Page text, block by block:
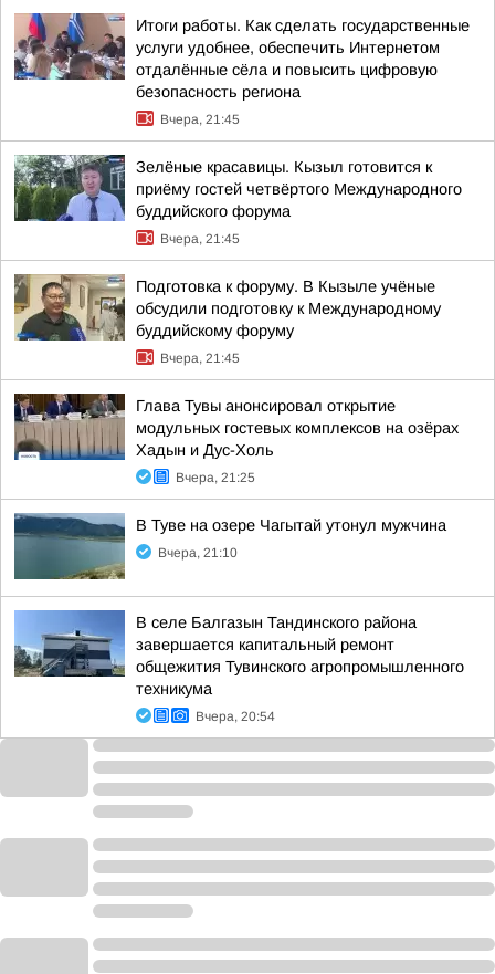
Итоги работы. Как сделать государственные
услуги удобнее, обеспечить Интернетом
отдалённые сёла и повысить цифровую
безопасность региона
Вчера, 21:45
Зелёные красавицы. Кызыл готовится к
приёму гостей четвёртого Международного
буддийского форума
Вчера, 21:45
Подготовка к форуму. В Кызыле учёные
обсудили подготовку к Международному
буддийскому форуму
Вчера, 21:45
Глава Тувы анонсировал открытие
модульных гостевых комплексов на озёрах
Хадын и Дус-Холь
Вчера, 21:25
В Туве на озере Чагытай утонул мужчина
Вчера, 21:10
В селе Балгазын Тандинского района
завершается капитальный ремонт
общежития Тувинского агропромышленного
техникума
Вчера, 20:54